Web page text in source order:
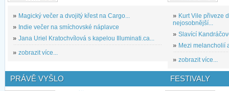
» Magický večer a dvojitý křest na Cargo...
» Indie večer na smíchovské náplavce
» Jana Uriel Kratochvílová s kapelou Illuminati.ca...
» zobrazit více...
» Kurt Vile přiveze
nejosobnější...
» Slavící
» Mezi melancholií
» zobrazit více...
PRÁVĚ VYŠLO FESTIVALY